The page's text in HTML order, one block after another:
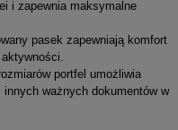
i zapewnia maksymalne
pasek zapewniają komfort
portfel umożliwia
ważnych dokumentów w